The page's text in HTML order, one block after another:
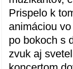
Prispelo k
animáciou
po bokoch s
zvuk aj